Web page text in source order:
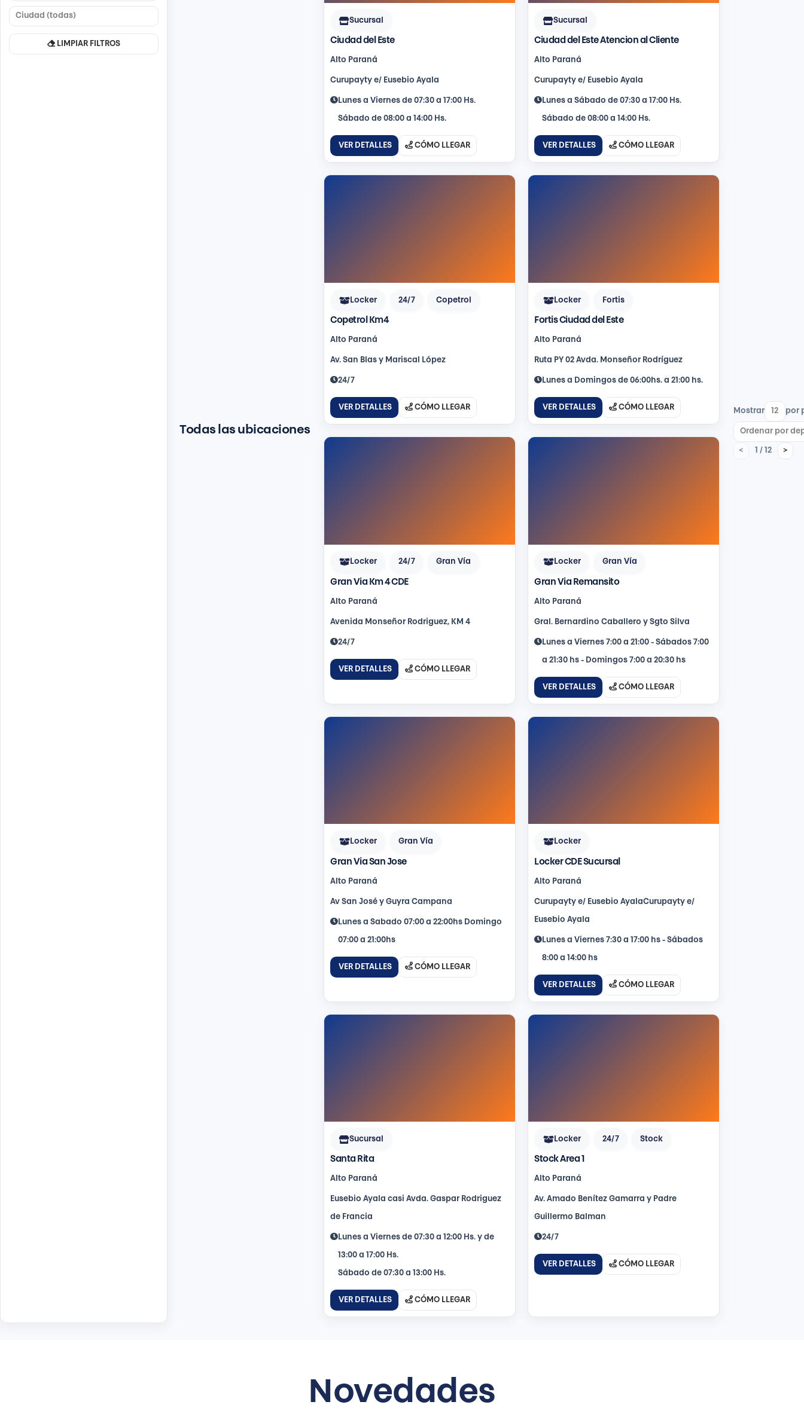
LIMPIAR FILTROS
Todas las ubicaciones
Sucursal
Ciudad del Este
Alto Paraná
Curupayty e/ Eusebio Ayala
Lunes a Viernes de 07:30 a 17:00 Hs.
Sábado de 08:00 a 14:00 Hs.
VER DETALLES CÓMO LLEGAR
Sucursal
Ciudad del Este Atencion al Cliente
Alto Paraná
Curupayty e/ Eusebio Ayala
Lunes a Sábado de 07:30 a 17:00 Hs.
Sábado de 08:00 a 14:00 Hs.
VER DETALLES CÓMO LLEGAR
Locker 24/7 Copetrol
Copetrol Km4
Alto Paraná
Av. San Blas y Mariscal López
24/7
VER DETALLES CÓMO LLEGAR
Locker Fortis
Fortis Ciudad del Este
Alto Paraná
Ruta PY 02 Avda. Mon­señor Rodríguez
Lunes a Domingos de 06:00hs. a 21:00 hs.
VER DETALLES CÓMO LLEGAR
Locker 24/7 Gran Vía
Gran Via Km 4 CDE
Alto Paraná
Avenida Monseñor Rodriguez, KM 4
24/7
VER DETALLES CÓMO LLEGAR
Locker Gran Vía
Gran Via Remansito
Alto Paraná
Gral. Bernardino Caballero y Sgto Silva
Lunes a Viernes 7:00 a 21:00 - Sábados 7:00
a 21:30 hs - Domingos 7:00 a 20:30 hs
VER DETALLES CÓMO LLEGAR
Locker Gran Vía
Gran Via San Jose
Alto Paraná
Av San José y Guyra Campana
Lunes a Sabado 07:00 a 22:00hs Domingo
07:00 a 21:00hs
VER DETALLES CÓMO LLEGAR
Locker
Locker CDE Sucursal
Alto Paraná
Curupayty e/ Eusebio AyalaCurupayty e/
Eusebio Ayala
Lunes a Viernes 7:30 a 17:00 hs - Sábados
8:00 a 14:00 hs
VER DETALLES CÓMO LLEGAR
Sucursal
Santa Rita
Alto Paraná
Eusebio Ayala casi Avda. Gaspar Rodriguez
de Francia
Lunes a Viernes de 07:30 a 12:00 Hs. y de
13:00 a 17:00 Hs.
Sábado de 07:30 a 13:00 Hs.
VER DETALLES CÓMO LLEGAR
Locker 24/7 Stock
Stock Area 1
Alto Paraná
Av. Amado Benítez Gamarra y Padre
Guillermo Balman
24/7
VER DETALLES CÓMO LLEGAR
Mostrar por
< 1 / 12 >
Novedades